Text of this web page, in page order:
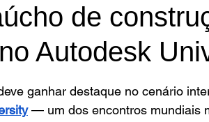
de
Autodesk
5 estrelas.
ganhar destaque no cenário
— um dos encontros mundiais